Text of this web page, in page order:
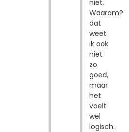
niet.
Waarom?
dat
weet
ik ook
niet
zo
goed,
maar
het
voelt
wel
logisch.